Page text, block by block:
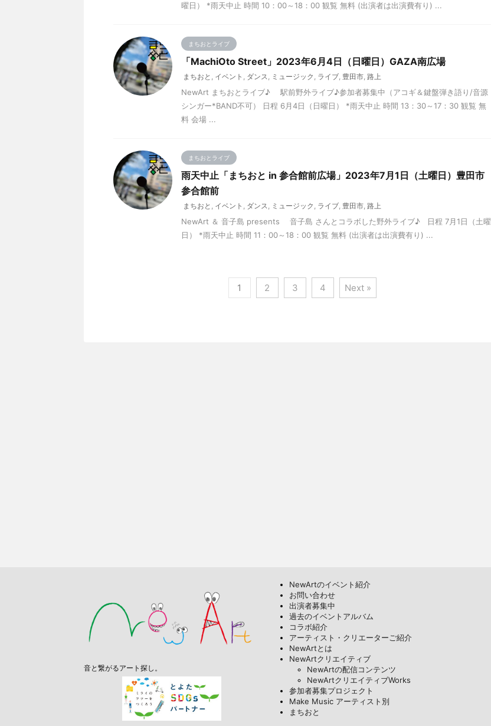
曜日） *雨天中止 時間 10：00～18：00 観覧 無料 (出演者は出演費有り) ...
まちおとライブ
「MachiOto Street」2023年6月4日（日曜日）GAZA南広場
まちおと , イベント , ダンス, ミュージック , ライブ, 豊田市, 路上
NewArt まちおとライブ♪ 駅前野外ライブ♪参加者募集中（アコギ＆鍵盤弾き語り/音源
シンガー*BAND不可） 日程 6月4日（日曜日） *雨天中止 時間 13：30～17：30 観覧 無
料 会場 ...
まちおとライブ
雨天中止「まちおと in 参合館前広場」2023年7月1日（土曜日）豊田市
参合館前
まちおと , イベント , ダンス, ミュージック , ライブ, 豊田市, 路上
NewArt ＆ 音子島 presents 音子島 さんとコラボした野外ライブ♪ 日程 7月1日（土曜
日） *雨天中止 時間 11：00～18：00 観覧 無料 (出演者は出演費有り) ...
1 2 3 4 Next »
NewArtのイベント紹介
お問い合わせ
出演者募集中
過去のイベントアルバム
コラボ紹介
アーティスト・クリエーターご紹介
NewArtとは
NewArtクリエイティブ
NewArtの配信コンテンツ
NewArtクリエイティブWorks
参加者募集プロジェクト
Make Music アーティスト別
まちおと
音と繋がるアート探し。